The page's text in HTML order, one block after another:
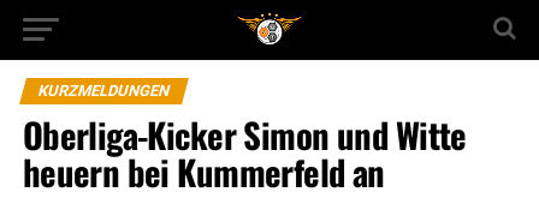
KURZMELDUNGEN
Oberliga-Kicker Simon und Witte
heuern bei Kummerfeld an